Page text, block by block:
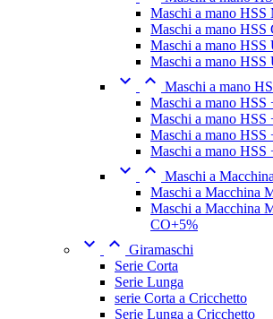
Maschi a mano HSS
Maschi a mano HSS
Maschi a mano HSS
Maschi a mano HSS
  Maschi a mano
Maschi a mano
Maschi a mano HSS
Maschi a mano
Maschi a mano
  Maschi a Macchina
Maschi a Macchina
Maschi a Macchina
CO+5%
  Giramaschi
Serie Corta
Serie Lunga
serie Corta a Cricchetto
Serie Lunga a Cricchetto